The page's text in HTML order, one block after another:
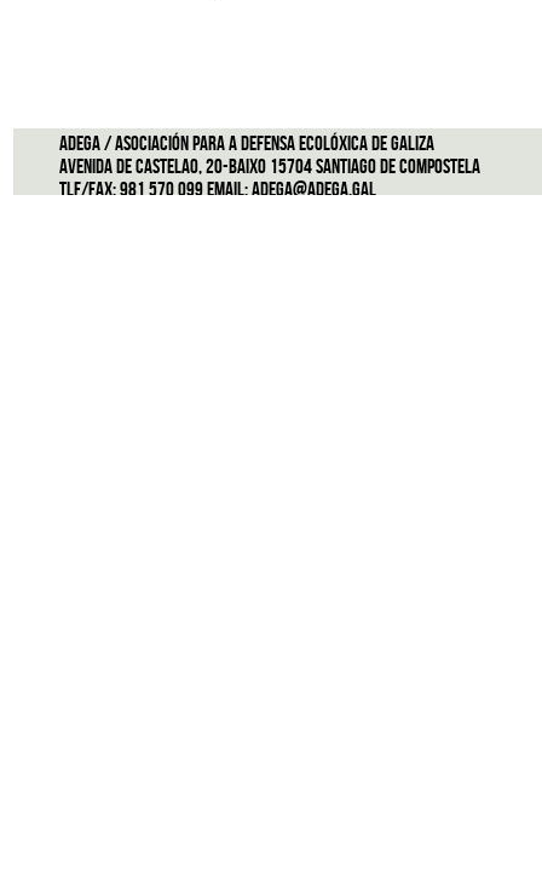
ADEGA / Asociación para a defensa ecolóxica de Galiza
Avenida de Castelao, 20-Baixo 15704 Santiago de Compostela
Tlf/Fax: 981 570 099 Email:adega@adega.gal